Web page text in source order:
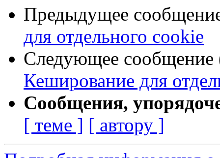
Предыдущее
для отдельного cookie
Следующее сообщение
Кеширование для
Сообщения,
[ теме ] [ автору ]